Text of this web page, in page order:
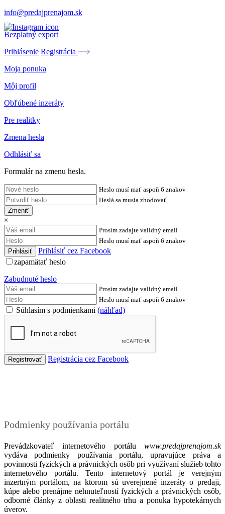
info@predajprenajom.sk
Bezplatný export
Prihlásenie Registrácia
Moja ponuka
Môj profil
Obľúbené inzeráty
Pre realitky
Zmena hesla
Odhlásiť sa
Formulár na zmenu hesla.
Heslo musí mať aspoň 6 znakov
Heslá sa musia zhodovať
Zmeniť
×
Prosím zadajte validný email
Heslo musí mať aspoň 6 znakov
Prihlásiť cez Facebook
zapamätať heslo
Zabudnuté heslo
Prosím zadajte validný email
Heslo musí mať aspoň 6 znakov
Súhlasím s podmienkami (náhľad)
Registrácia cez Facebook
Podmienky používania portálu
Prevádzkovateľ internetového portálu www.predajprenajom.sk
vydáva podmienky používania portálu, upravujúce práva a
povinnosti fyzických a právnických osôb pri využívaní služieb tohto
internetového portálu. Tento internetový portál je verejným
inzertným portálom, na ktorom sú uverejnené inzeráty o predaji,
kúpe alebo prenájme nehnuteľností fyzických a právnických osôb,
odborné články z oblasti realitného trhu a ponuka hypotekárnych
úverov.